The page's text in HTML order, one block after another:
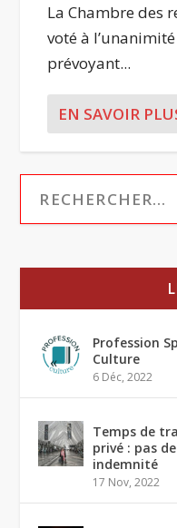
La Chambre des
voté à
prévoyant...
EN SAVOIR
Profession
Culture
6 Déc, 2022
Temps de
privé : pas
indemnité
17 Nov, 2022